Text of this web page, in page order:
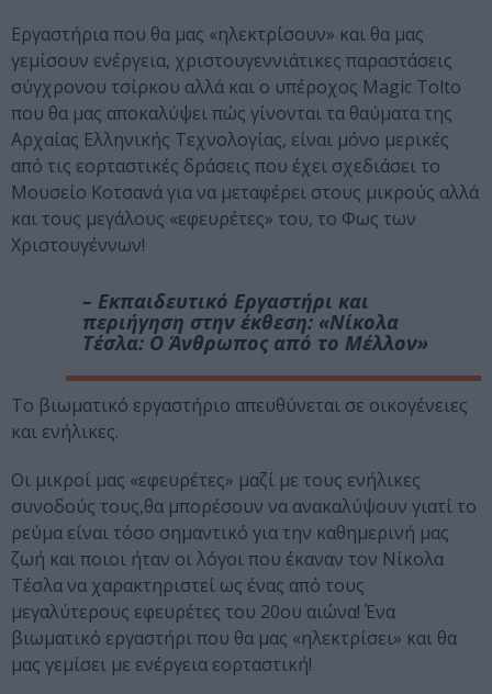
Εργαστήρια που θα μας «ηλεκτρίσουν» και θα μας
γεμίσουν ενέργεια, χριστουγεννιάτικες παραστάσεις
σύγχρονου τσίρκου αλλά και ο υπέροχος Magic Tolto
που θα μας αποκαλύψει πώς γίνονται τα θαύματα της
Αρχαίας Ελληνικής Τεχνολογίας, είναι μόνο μερικές
από τις εορταστικές δράσεις που έχει σχεδιάσει το
Μουσείο Κοτσανά για να μεταφέρει στους μικρούς αλλά
και τους μεγάλους «εφευρέτες» του, το Φως των
Χριστουγέννων!
– Εκπαιδευτικό Εργαστήρι και
περιήγηση στην έκθεση: «Νίκολα
Τέσλα: Ο Άνθρωπος από το Μέλλον»
Το βιωματικό εργαστήριο απευθύνεται σε οικογένειες
και ενήλικες.
Οι μικροί μας «εφευρέτες» μαζί με τους ενήλικες
συνοδούς τους,θα μπορέσουν να ανακαλύψουν γιατί το
ρεύμα είναι τόσο σημαντικό για την καθημερινή μας
ζωή και ποιοι ήταν οι λόγοι που έκαναν τον Νίκολα
Τέσλα να χαρακτηριστεί ως ένας από τους
μεγαλύτερους εφευρέτες του 20ου αιώνα! Ένα
βιωματικό εργαστήρι που θα μας «ηλεκτρίσει» και θα
μας γεμίσει με ενέργεια εορταστική!